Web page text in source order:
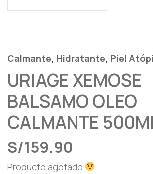
Calmante, Hidratante, Piel
URIAGE XEMOSE
BALSAMO OLEO
CALMANTE
S/159.90
Producto agotado